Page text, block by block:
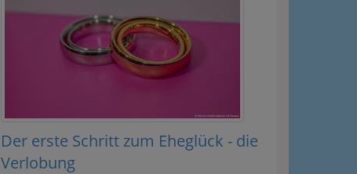
Der erste Schritt zum Eheglück - die
Verlobung